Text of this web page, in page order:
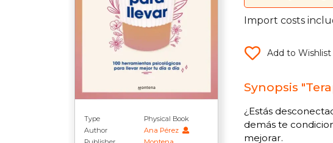
Type
Physical Book
Author
Ana Pérez
Import costs
Add to Wishlist
Synopsis
¿Estás
demás te
mejorar.